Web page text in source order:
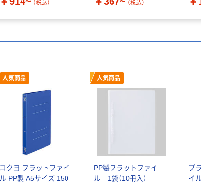
（税込） （税込）
人気商品
コクヨ フラットファイ
ル PP製 A5サイズ 150
人気商品
PP製フラットファイ
ル 1袋（10冊入）
プ
イ